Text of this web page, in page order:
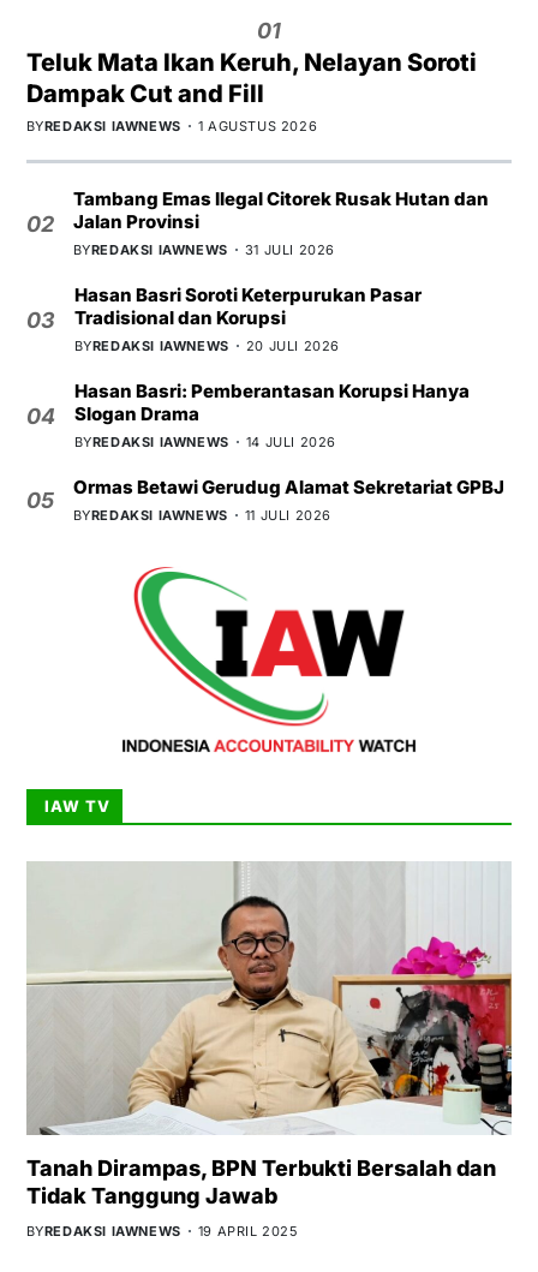
01
Teluk Mata Ikan Keruh, Nelayan Soroti
Dampak Cut and Fill
BYREDAKSI IAWNEWS 1 AGUSTUS 2026
02
Tambang Emas Ilegal Citorek Rusak Hutan dan
Jalan Provinsi
BYREDAKSI IAWNEWS 31 JULI 2026
03
Hasan Basri Soroti Keterpurukan Pasar
Tradisional dan Korupsi
BYREDAKSI IAWNEWS 20 JULI 2026
04
Hasan Basri: Pemberantasan Korupsi Hanya
Slogan Drama
BYREDAKSI IAWNEWS 14 JULI 2026
05
Ormas Betawi Gerudug Alamat Sekretariat GPBJ
BYREDAKSI IAWNEWS 11 JULI 2026
IAW TV
Tanah Dirampas, BPN Terbukti Bersalah dan
Tidak Tanggung Jawab
BYREDAKSI IAWNEWS 19 APRIL 2025